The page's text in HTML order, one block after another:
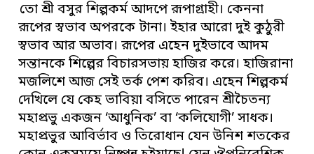
তো শ্রী বসুর শিল্পকর্ম আদপে রূপাগ্রাহী। কেননা
রূপের স্বভাব অপরকে টানা। ইহার আরো দুই কুঠুরী
স্বভাব আর অভাব। রূপের এহেন দুইভাবে আদম
সন্তানকে শিল্পের বিচারসভায় হাজির করে। হাজিরানা
মজলিশে আজ সেই তর্ক পেশ করিব। এহেন শিল্পকর্ম
দেখিলে যে কেহ ভাবিয়া বসিতে পারেন শ্রীচৈতন্য
মহাপ্রভু একজন ‘আধুনিক’ বা ‘কলিযোগী’ সাধক।
মহাপ্রভুর আবির্ভাব ও তিরোধান যেন উনিশ শতকের